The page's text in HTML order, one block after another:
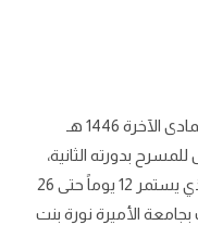
انطلق مساء أمس الأحد في الرياض 15 جمادى الآخرة 1446 هـ
الرياض للمسرح بدورته الثانية،
بإشراف هيئة المسرح والفنون الأدائية، الذي يستمر 12 يوماً حتى 26
الأميرة نورة بنت